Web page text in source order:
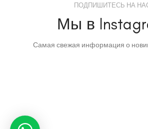
ПОДПИШИТЕСЬ НА
Мы в
Самая свежая информация о